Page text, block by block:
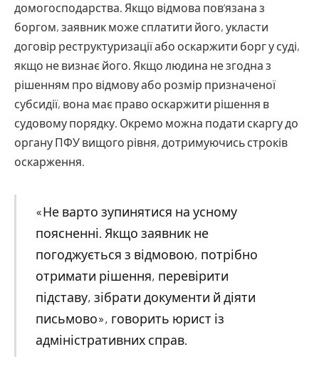
домогосподарства. Якщо відмова пов’язана з
боргом, заявник може сплатити його, укласти
договір реструктуризації або оскаржити борг у суді,
якщо не визнає його. Якщо людина не згодна з
рішенням про відмову або розмір призначеної
субсидії, вона має право оскаржити рішення в
судовому порядку. Окремо можна подати скаргу до
органу ПФУ вищого рівня, дотримуючись строків
оскарження.
«Не варто зупинятися на усному
поясненні. Якщо заявник не
погоджується з відмовою, потрібно
отримати рішення, перевірити
підставу, зібрати документи й діяти
письмово», говорить юрист із
адміністративних справ.